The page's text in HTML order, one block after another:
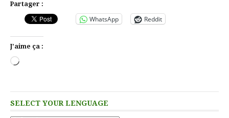
Partager :
WhatsApp Reddit
J’aime ça :
Chargement…
SELECT YOUR LENGUAGE